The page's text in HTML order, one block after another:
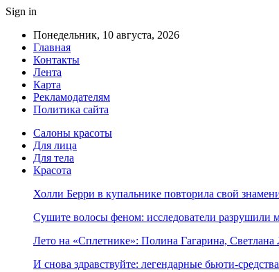
Sign in
Понедельник, 10 августа, 2026
Главная
Контакты
Лента
Карта
Рекламодателям
Политика сайта
Салоны красоты
Для лица
Для тела
Красота
Холли Берри в купальнике повторила свой
Сушите волосы феном: исследователи разрушили
Лето на «Сплетнике»: Полина Гагарина,
И снова здравствуйте: легендарные бьюти-